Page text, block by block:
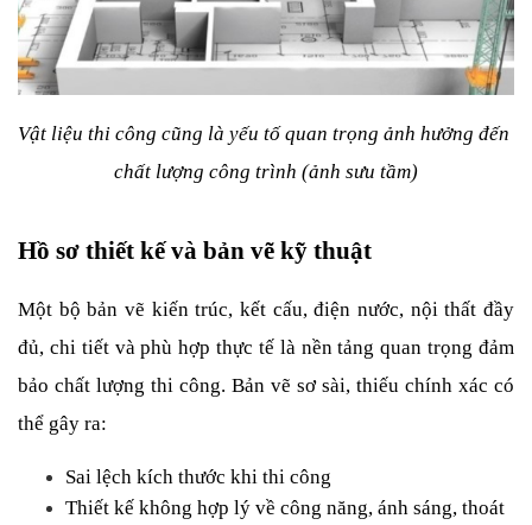
Vật liệu thi công cũng là yếu tố quan trọng ảnh hưởng đến
chất lượng công trình (ảnh sưu tầm)
Hồ sơ thiết kế và bản vẽ kỹ thuật
Một bộ bản vẽ kiến trúc, kết cấu, điện nước, nội thất đầy
đủ, chi tiết và phù hợp thực tế là nền tảng quan trọng đảm
bảo chất lượng thi công. Bản vẽ sơ sài, thiếu chính xác có
thể gây ra:
Sai lệch kích thước khi thi công
Thiết kế không hợp lý về công năng, ánh sáng, thoát